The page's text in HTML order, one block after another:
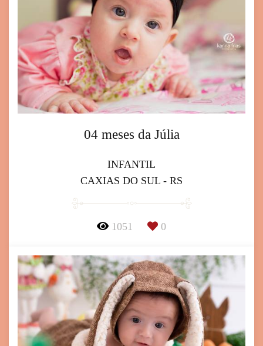
04 meses da Júlia
INFANTIL
CAXIAS DO SUL - RS
1051 0